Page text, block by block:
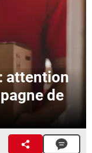
attention
de